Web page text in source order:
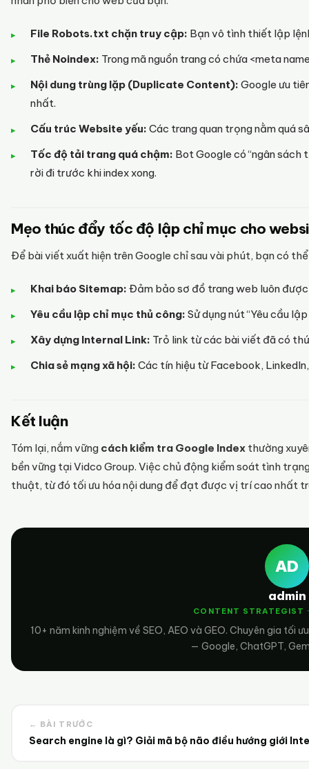
File Robots.txt chặn truy cập: Bạn vô tình thiết lập
Thẻ Noindex: Trong mã nguồn trang có chứa <meta
Nội dung trùng lặp (Duplicate Content): Google ưu
nhất.
Cấu trúc Website yếu: Các trang quan trọng nằm quá
Tốc độ tải trang quá chậm: Bot Google có “ngân sách
rời đi trước khi index xong.
Mẹo thúc đẩy tốc độ lập chỉ mục cho
Để bài viết xuất hiện trên Google chỉ sau vài phút, bạn có
Khai báo Sitemap: Đảm bảo sơ đồ trang web luôn
Yêu cầu lập chỉ mục thủ công: Sử dụng nút “Yêu cầu
Xây dựng Internal Link: Trỏ link từ các bài viết đã có
Chia sẻ mạng xã hội: Các tín hiệu từ Facebook,
Kết luận
Tóm lại, nắm vững cách kiểm tra Google Index thường
bền vững tại Vidco Group. Việc chủ động kiểm soát tình
thuật, từ đó tối ưu hóa nội dung để đạt được vị trí cao nhất
AD
admin
CONTENT STRATEGIST
10+ năm kinh nghiệm về SEO, AEO và GEO. Chuyên gia
— Google, ChatGPT,
← BÀI TRƯỚC
Search engine là gì? Giải mã bộ não điều hướng giới